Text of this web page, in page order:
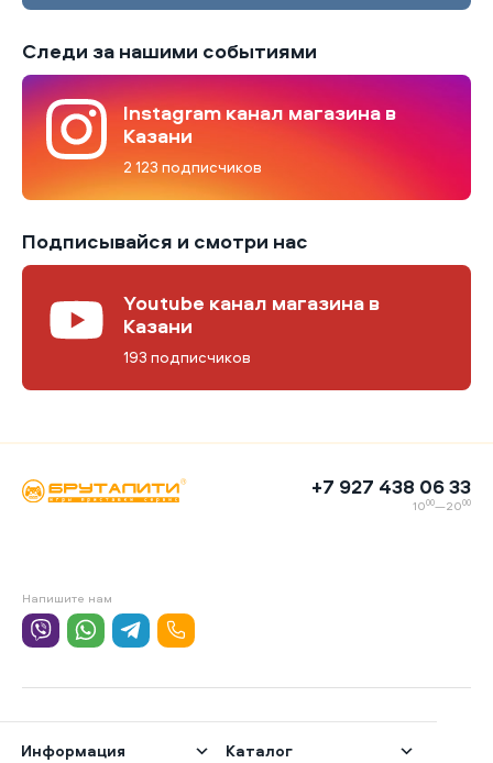
Следи за нашими событиями
Instagram канал магазина в
Казани
2 123 подписчиков
Подписывайся и смотри нас
Youtube канал магазина в
Казани
193 подписчиков
Информация Каталог
+7 927 438 06 33
1000—2000
Напишите нам